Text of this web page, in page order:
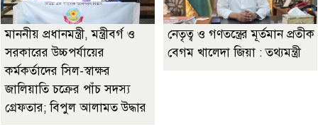
মাননীয় প্রধানমন্ত্রী, মন্ত্রীবর্গ ও
সরকারের উচ্চপর্যায়ের
কর্মকর্তাদের সিল-স্বাক্ষর
জালিয়াতি চক্রের পাঁচ সদস্য
গ্রেফতার; বিপুল আলামত উদ্ধার
নেতৃত্ব ও গণতন্ত্রের মূর্তমান প্রতীক
বেগম খালেদা জিয়া : তথ্যমন্ত্রী